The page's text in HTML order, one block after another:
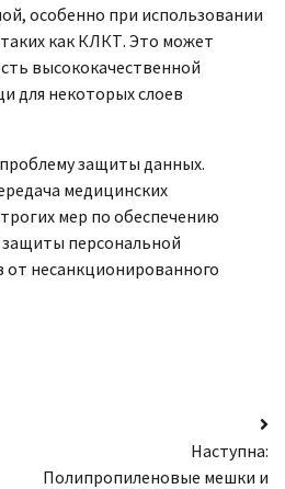
особенно при использовании
как КЛКТ. Это может
высококачественной
для некоторых слоев
защиты данных.
медицинских
мер по обеспечению
персональной
несанкционированного
Наступна:
Полипропиленовые мешки и